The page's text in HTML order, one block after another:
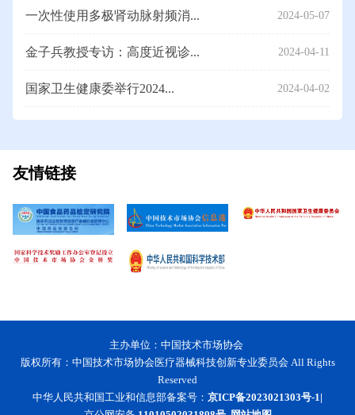
一次性使用多极肾动脉射频消... 2024-05-07
金子兵教授专访：高度近视诊... 2024-04-11
国家卫生健康委举行2024... 2024-04-02
友情链接
主办单位：中国技术市场协会
版权所有：中国技术市场协会医疗器械科技创新专业委员会 All Rights
Reserved
中华人民共和国工业和信息部备案号： 京ICP备2023021303号-1|